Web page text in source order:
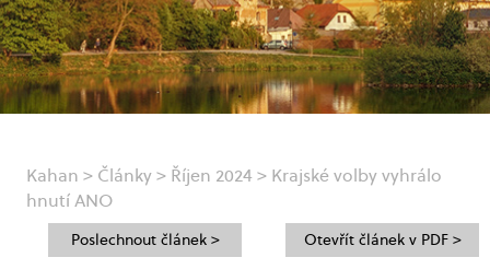
Kahan > Články> Říjen 2024 > Krajské volby vyhrálo
hnutí ANO
Poslechnout článek > Otevřít článek v PDF >